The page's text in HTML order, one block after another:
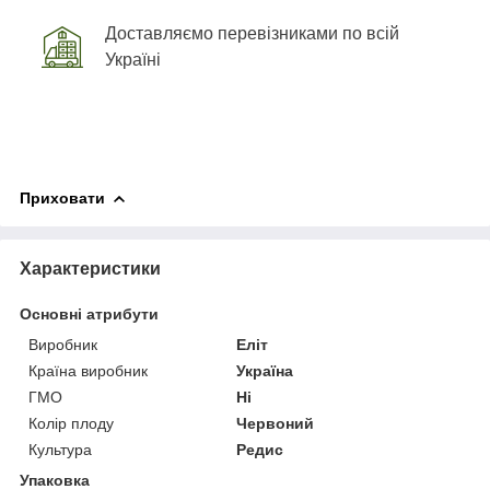
Доставляємо перевізниками по всій
Україні
Приховати
Характеристики
Основні атрибути
Виробник
Еліт
Країна виробник
Україна
ГМО
Ні
Колір плоду
Червоний
Культура
Редис
Упаковка